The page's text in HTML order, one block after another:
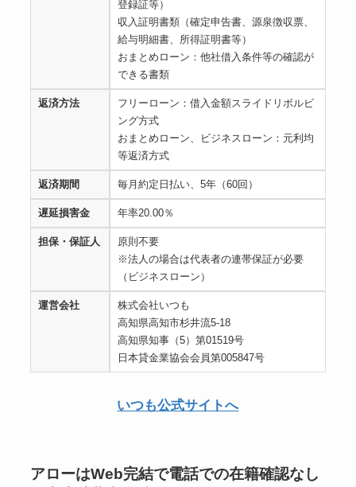
登録証等）
収入証明書類（確定申告書、源泉徴収票、
給与明細書、所得証明書等）
おまとめローン：他社借入条件等の確認が
できる書類
返済方法
フリーローン：借入金額スライドリボルビ
ング方式
おまとめローン、ビジネスローン：元利均
等返済方式
返済期間 毎月約定日払い、5年（60回）
遅延損害金 年率20.00％
担保・保証人
原則不要
※法人の場合は代表者の連帯保証が必要
（ビジネスローン）
運営会社
株式会社いつも
高知県高知市杉井流5-18
高知県知事（5）第01519号
日本貸金業協会会員第005847号
いつも公式サイトへ
アローはWeb完結で電話での在籍確認なし